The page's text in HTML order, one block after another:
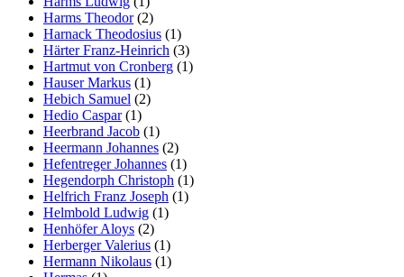
Harms Theodor(2)
Harnack Theodosius (1)
Härter Franz-Heinrich (3)
Hartmut von Cronberg (1)
Hauser Markus (1)
Hebich Samuel (2)
Hedio Caspar(1)
Heerbrand Jacob (1)
Heermann Johannes (2)
Hefentreger Johannes (1)
Hegendorph Christoph (1)
Helfrich Franz Joseph (1)
Helmbold Ludwig (1)
Henhöfer Aloys (2)
Herberger Valerius (1)
Hermann Nikolaus (1)